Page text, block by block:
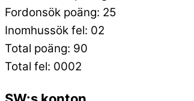
Fordonsök poäng: 25
Inomhussök fel: 02
Total poäng: 90
Total fel: 0002